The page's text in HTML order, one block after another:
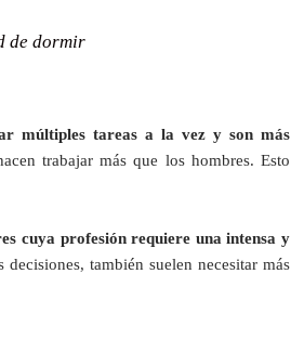
de dormir
múltiples tareas a la vez y son más
trabajar más que los hombres. Esto
cuya profesión requiere una intensa y
también suelen necesitar más